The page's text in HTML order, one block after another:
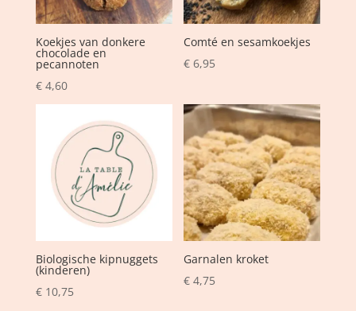
Koekjes van donkere
chocolade en
pecannoten
€4,60
Comté en sesamkoekjes
€ 6,95
Biologische kipnuggets
(kinderen)
€10,75
Garnalen kroket
€ 4,75